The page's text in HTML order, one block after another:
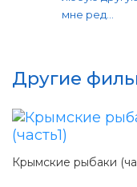
мне ред...
Другие
Крымские рыбаки